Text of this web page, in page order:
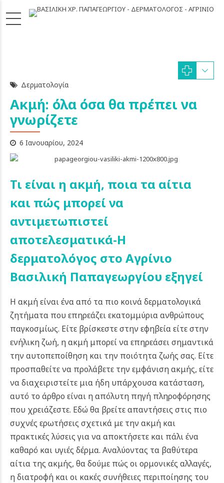
Δερματολογία
Ακμή: όλα όσα θα πρέπει να
γνωρίζετε
6 Ιανουαρίου, 2024
Τι είναι η ακμή, ποια τα αίτια
και πώς μπορεί να
αντιμετωπιστεί
αποτελεσματικά-Η
δερματολόγος στο Αγρίνιο
Βασιλική Παπαγεωργίου εξηγεί
Η ακμή είναι ένα από τα πιο κοινά δερματολογικά
ζητήματα που επηρεάζει εκατομμύρια ανθρώπους
παγκοσμίως. Είτε βρίσκεστε στην εφηβεία είτε στην
ενήλικη ζωή, η ακμή μπορεί να επηρεάσει σημαντικά
την αυτοπεποίθηση και την ποιότητα ζωής σας. Είτε
προσπαθείτε να προλάβετε την εμφάνιση ακμής, είτε
να διαχειριστείτε μια ήδη υπάρχουσα κατάσταση,
αυτό το άρθρο είναι η απόλυτη πηγή πληροφόρησης
που χρειάζεστε. Εδώ θα βρείτε απαντήσεις στις πιο
συχνές ερωτήσεις σχετικά με την ακμή και
πρακτικές λύσεις για να αποκτήσετε και πάλι ένα
καθαρό και υγιές δέρμα. Αναλύοντας τα βαθύτερα
αίτια της ακμής, θα δούμε πώς οι ορμονικές αλλαγές,
η διατροφή και οι κακές συνήθειες περιποίησης του